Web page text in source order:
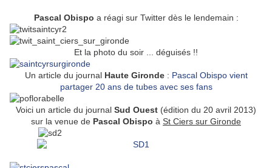
Pascal Obispo a réagi sur Twitter dès le lendemain :
Et la photo du soir ... déguisés !!
Un article du journal Haute Gironde: Pascal Obispo vient
partager 20 ans de tubes avec ses fans
Voici un article du journal Sud Ouest (édition du 20 avril 2013)
sur la venue de Pascal Obispo à St Ciers sur Gironde